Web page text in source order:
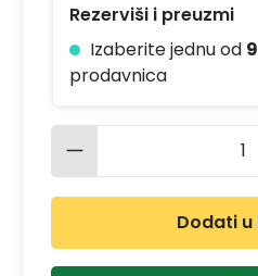
Rezerviši i preuzmi
Izaberite jednu od 9
prodavnica
Količina
Dodati